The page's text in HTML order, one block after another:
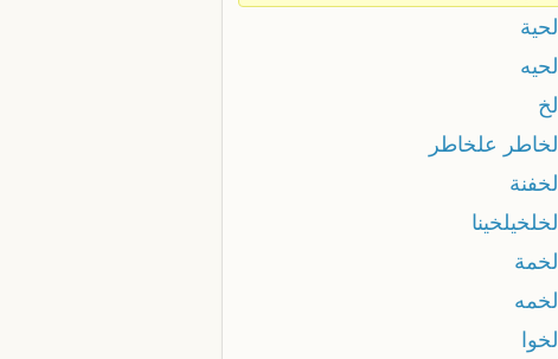
لحية
لحيه
لخ
لخاطر علخاطر
لخفنة
لخلخيلخينا
لخمة
لخمه
لخوا